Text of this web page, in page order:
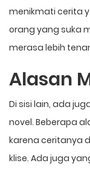
menikmati cerita
orang yang suka
merasa lebih
Alasan
Di sisi lain, ada
novel. Beberapa
karena ceritanya
klise. Ada juga